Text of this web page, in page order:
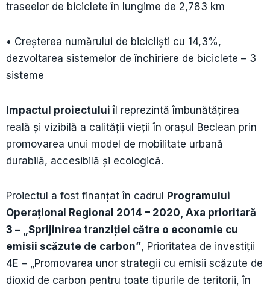
traseelor de biciclete în lungime de 2,783 km
• Creşterea numărului de biciclişti cu 14,3%,
dezvoltarea sistemelor de închiriere de biciclete – 3
sisteme
Impactul proiectuluiîl reprezintă îmbunătățirea
reală și vizibilă a calității vieții în orașul Beclean prin
promovarea unui model de mobilitate urbană
durabilă, accesibilă și ecologică.
Proiectul a fost finanțat în cadrul Programului
Operaţional Regional 2014 – 2020, Axa prioritară
3 – „Sprijinirea tranziţiei către o economie cu
emisii scăzute de carbon”, Prioritatea de investiţii
4E – „Promovarea unor strategii cu emisii scăzute de
dioxid de carbon pentru toate tipurile de teritorii, în